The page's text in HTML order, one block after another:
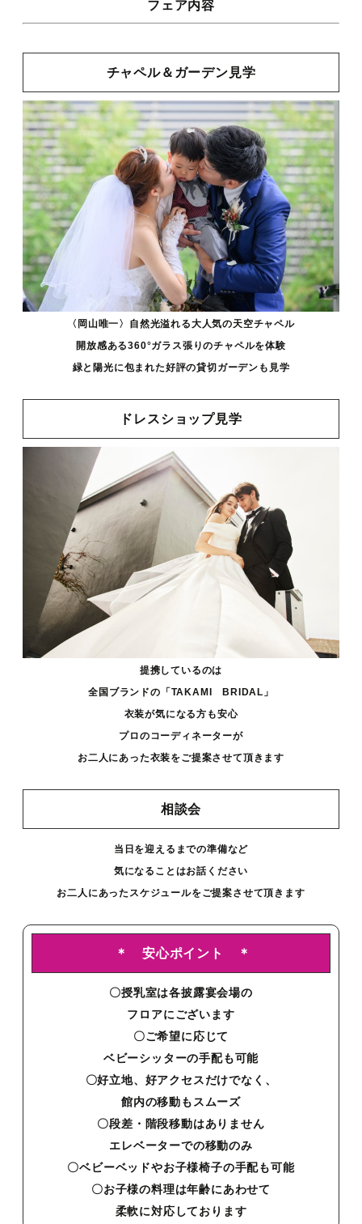
フェア内容
チャペル＆ガーデン見学
〈岡山唯一〉自然光溢れる大人気の天空チャペル
開放感ある360°ガラス張りのチャペルを体験
緑と陽光に包まれた好評の貸切ガーデンも見学
ドレスショップ見学
提携しているのは
全国ブランドの「TAKAMI BRIDAL」
衣装が気になる方も安心
プロのコーディネーターが
お二人にあった衣装をご提案させて頂きます
相談会
当日を迎えるまでの準備など
気になることはお話ください
お二人にあったスケジュールをご提案させて頂きます
＊ 安心ポイント ＊
〇授乳室は各披露宴会場の
フロアにございます
〇ご希望に応じて
ベビーシッターの手配も可能
〇好立地、好アクセスだけでなく、
館内の移動もスムーズ
〇段差・階段移動はありません
エレベーターでの移動のみ
〇ベビーベッドやお子様椅子の手配も可能
〇お子様の料理は年齢にあわせて
柔軟に対応しております